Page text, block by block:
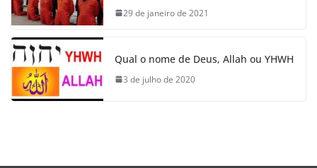
29 de janeiro de 2021
Qual o nome de Deus, Allah ou YHWH
3 de julho de 2020